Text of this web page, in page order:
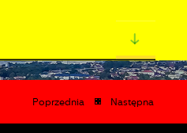
Poprzednia Następna